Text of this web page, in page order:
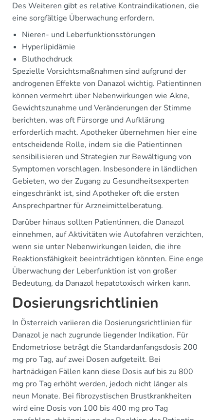
Des Weiteren gibt es relative Kontraindikationen, die
eine sorgfältige Überwachung erfordern.
Nieren- und Leberfunktionsstörungen
Hyperlipidämie
Bluthochdruck
Spezielle Vorsichtsmaßnahmen sind aufgrund der
androgenen Effekte von Danazol wichtig. Patientinnen
können vermehrt über Nebenwirkungen wie Akne,
Gewichtszunahme und Veränderungen der Stimme
berichten, was oft Fürsorge und Aufklärung
erforderlich macht. Apotheker übernehmen hier eine
entscheidende Rolle, indem sie die Patientinnen
sensibilisieren und Strategien zur Bewältigung von
Symptomen vorschlagen. Insbesondere in ländlichen
Gebieten, wo der Zugang zu Gesundheitsexperten
eingeschränkt ist, sind Apotheker oft die ersten
Ansprechpartner für Arzneimittelberatung.
Darüber hinaus sollten Patientinnen, die Danazol
einnehmen, auf Aktivitäten wie Autofahren verzichten,
wenn sie unter Nebenwirkungen leiden, die ihre
Reaktionsfähigkeit beeinträchtigen könnten. Eine enge
Überwachung der Leberfunktion ist von großer
Bedeutung, da Danazol hepatotoxisch wirken kann.
Dosierungsrichtlinien
In Österreich variieren die Dosierungsrichtlinien für
Danazol je nach zugrunde liegender Indikation. Für
Endometriose beträgt die Standardanfangsdosis 200
mg pro Tag, auf zwei Dosen aufgeteilt. Bei
hartnäckigen Fällen kann diese Dosis auf bis zu 800
mg pro Tag erhöht werden, jedoch nicht länger als
neun Monate. Bei fibrozystischen Brustkrankheiten
wird eine Dosis von 100 bis 400 mg pro Tag